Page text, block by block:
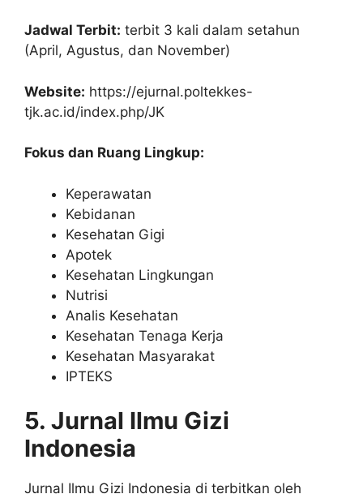
Jadwal Terbit: terbit 3 kali dalam setahun
(April, Agustus, dan November)
Website: https://ejurnal.poltekkes-
tjk.ac.id/index.php/JK
Fokus dan Ruang Lingkup:
Keperawatan
Kebidanan
Kesehatan Gigi
Apotek
Kesehatan Lingkungan
Nutrisi
Analis Kesehatan
Kesehatan Tenaga Kerja
Kesehatan Masyarakat
IPTEKS
5. Jurnal Ilmu Gizi
Indonesia
Jurnal Ilmu Gizi Indonesia di terbitkan oleh